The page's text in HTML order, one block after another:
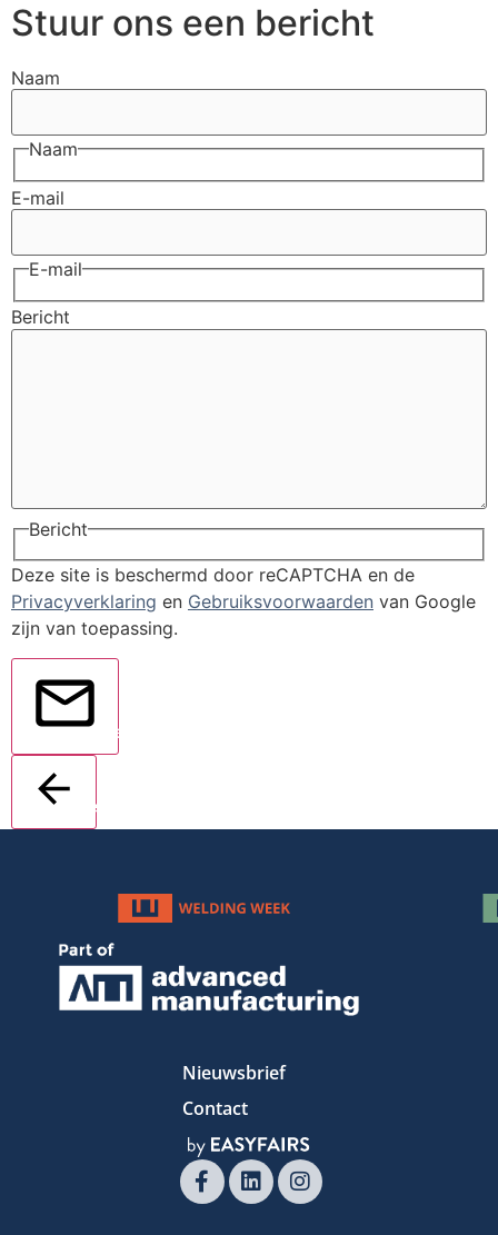
Stuur ons een bericht
Naam
Naam
E-mail
E-mail
Bericht
Bericht
Deze site is beschermd door reCAPTCHA en de
Privacyverklaring en Gebruiksvoorwaarden van Google
zijn van toepassing.
Verstuur
Terug
Nieuwsbrief
Contact